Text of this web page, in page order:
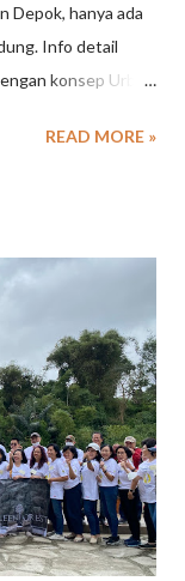
Depok, hanya ada
Info detail
konsep Urban
READ MORE »